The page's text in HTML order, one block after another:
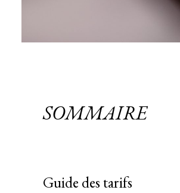
SOMMAIRE
Guide des tarifs